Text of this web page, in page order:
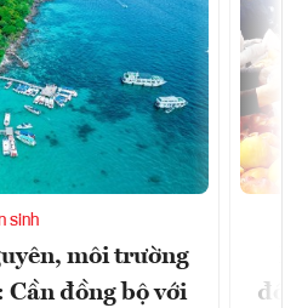
sinh
môi trường
Cần đồng bộ với